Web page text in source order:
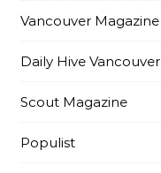
Vancouver Magazine
Daily Hive Vancouver
Scout Magazine
Populist